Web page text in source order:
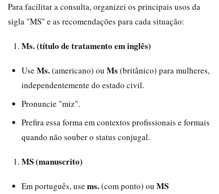
Para facilitar a consulta, organizei os principais usos da
sigla "MS" e as recomendações para cada situação:
Ms. (título de tratamento em inglês)
Use Ms.(americano) ou Ms (britânico) para mulheres,
independentemente do estado civil.
Pronuncie "miz".
Prefira essa forma em contextos profissionais e formais
quando não souber o status conjugal.
MS (manuscrito)
Em português, use ms.(com ponto) ou MS